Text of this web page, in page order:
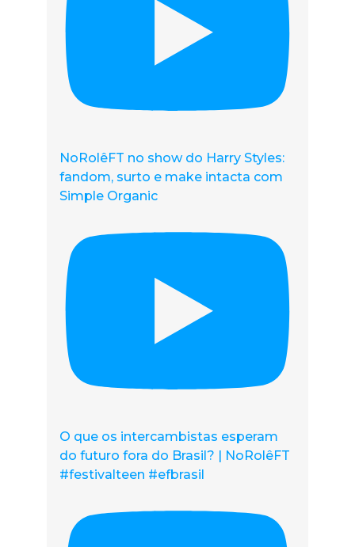
NoRolêFT no show do Harry Styles:
fandom, surto e make intacta com
Simple Organic
O que os intercambistas esperam
do futuro fora do Brasil? | NoRolêFT
#festivalteen #efbrasil